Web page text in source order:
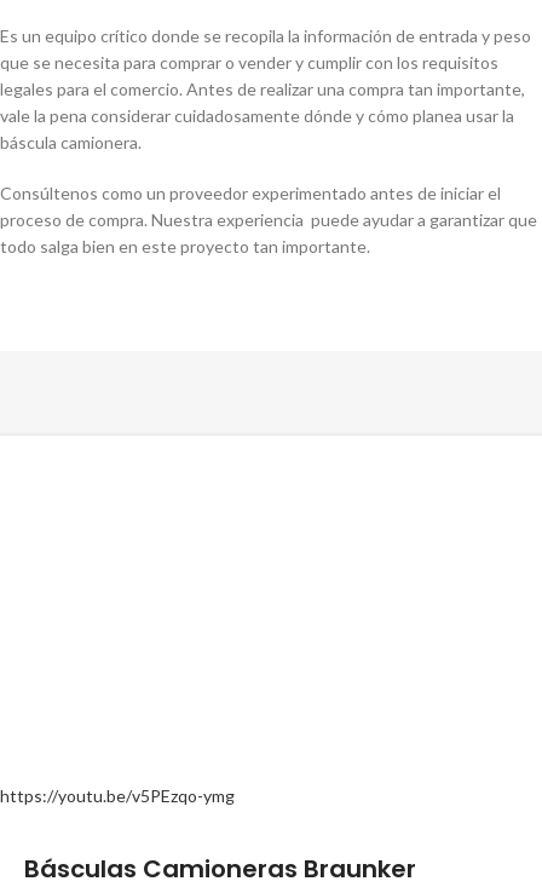
Es un equipo crítico donde se recopila la información de entrada y peso
que se necesita para comprar o vender y cumplir con los requisitos
legales para el comercio. Antes de realizar una compra tan importante,
vale la pena considerar cuidadosamente dónde y cómo planea usar la
báscula camionera.
Consúltenos como un proveedor experimentado antes de iniciar el
proceso de compra. Nuestra experiencia puede ayudar a garantizar que
todo salga bien en este proyecto tan importante.
https://youtu.be/v5PEzqo-ymg
Básculas Camioneras Braunker